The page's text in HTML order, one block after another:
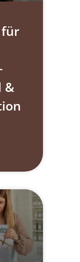
für
&